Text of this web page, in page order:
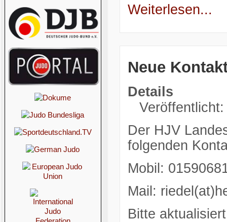
Weiterlesen...
Neue
Details
Der HJV
folgenden
Mobil:
Mail:
Bitte